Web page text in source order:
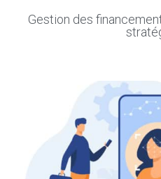
Gestion des